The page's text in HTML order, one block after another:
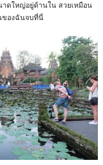
ดใหญ่อยู่ด้านใน สวยเหมือน
ของฉันจบที่นี่